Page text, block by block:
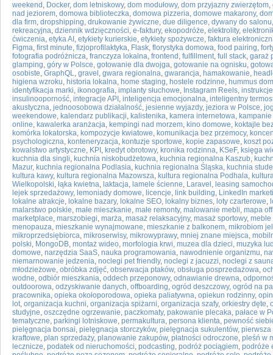
weekend , Docker, dom letniskowy, dom modułowy, dom przyjazny zwierzętom,
nad jeziorem, domowa biblioteczka, domowa pizzeria, domowe makarony,
dla firm, dropshipping, drukowanie żywiczne, due diligence, dywany do salonu
rekreacyjna, dziennik wdzięczności, e-faktury, ekopodróże, elektrolity,
ćwiczenia, etyka AI , etykiety kurierskie, etykiety spożywcze, faktura
Figma, first minute, fizjoprofilaktyka, Flask, florystyka domowa, food pairing,
fotografia podróżnicza, franczyza lokalna, frontend , fulfillment, full stack, garaż
glamping, góry w Polsce, gotowanie dla dwojga, gotowanie na ognisku,
osobiste, GraphQL, gravel , gwara regionalna, gwarancja, hamakowanie,
higiena wzroku, historia lokalna, home staging, hostele rodzinne, hummus
identyfikacja marki, ikonografia, implanty słuchowe, Instagram Reels,
insulinooporność, integracje API , inteligencja emocjonalna, inteligentny
akustyczna, jednoosobowa działalność, jesienne wyjazdy, jeziora w Polsce,
weekendowe, kalendarz publikacji, kalistenika, kamera internetowa,
online, kawalerka aranżacja, kempingi nad morzem, kino domowe, koktajle
komórka lokatorska, kompozycje kwiatowe, komunikacja bez przemocy,
psychologiczna, konteneryzacja, kontuzje sportowe, kopie zapasowe, koszt
kowalstwo artystyczne, KPI , kredyt obrotowy, kronika rodzinna, KSeF, księga
kuchnia dla singli, kuchnia niskobudżetowa, kuchnia regionalna Kaszub,
Mazur, kuchnia regionalna Podlasia, kuchnia regionalna Śląska, kuchnia
kultura kawy, kultura regionalna Mazowsza, kultura regionalna Podhala,
Wielkopolski, łąka kwietna, laktacja, lamele ścienne, Laravel , leasing
lejek sprzedażowy, lemoniady domowe, licencje, link building, LinkedIn
lokalne atrakcje, lokalne bazary, lokalne SEO, lokalny biznes, loty czarterowe,
malarstwo polskie, małe mieszkanie, małe remonty, malowanie mebli, mapa
marketplace, marszobiegi, marża, masaż relaksacyjny, masaż sportowy, meble
menopauza, mieszkanie wynajmowane, mieszkanie z balkonem, mikrobiom
mikroprzedsiębiorca, mikroserwisy, mikrowyprawy, mniej znane miejsca,
polski, MongoDB, montaż wideo, morfologia krwi, muzea dla dzieci, muzyka
domowe, narzędzia SaaS, nauka programowania, nawodnienie organizmu,
niemarnowanie jedzenia, noclegi pet friendly, noclegi z jacuzzi, noclegi z
młodzieżowe, obróbka zdjęć, obserwacja ptaków, obsługa posprzedażowa,
wodne, odbiór mieszkania, oddech przeponowy, odnawianie drewna,
outdoorowa, odzyskiwanie danych, offboarding, ogród deszczowy, ogród na
pracownika, opieka okołoporodowa, opieka paliatywna, opiekun rodzinny,
lot, organizacja kuchni, organizacja spiżarni, organizacja szafy, orkiestry dęte,
studyjne, oszczędne ogrzewanie, paczkomaty, pakowanie plecaka, pałace w
tematyczne, parkingi lotniskowe, permakultura, persona klienta, pewność
pielęgnacja bonsai, pielęgnacja storczyków, pielęgnacja sukulentów, pierwsza
kraftowe, plan sprzedaży, planowanie zakupów, płatności odroczone, pleśń w
lecznicze, podatek od nieruchomości, podcasting, podróż pociągiem, podróże